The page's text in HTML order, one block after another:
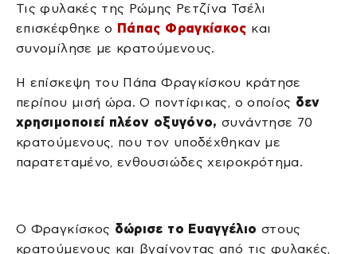
Τις φυλακές της Ρώμης Ρετζίνα Τσέλι
επισκέφθηκε ο Πάπας Φραγκίσκος και
συνομίλησε με κρατούμενους.
Η επίσκεψη του Πάπα Φραγκίσκου κράτησε
περίπου μισή ώρα. Ο ποντίφικας, ο οποίος δεν
χρησιμοποιεί πλέον οξυγόνο, συνάντησε 70
κρατούμενους, που τον υποδέχθηκαν με
παρατεταμένο, ενθουσιώδες χειροκρότημα.
Ο Φραγκίσκος δώρισε το Ευαγγέλιο στους
κρατούμενους και βγαίνοντας από τις φυλακές,